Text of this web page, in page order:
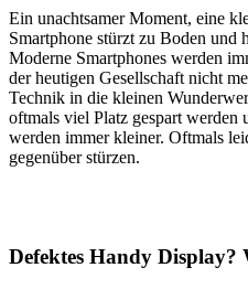
Ein unachtsamer Moment, eine
Smartphone stürzt zu Boden und
Moderne Smartphones werden
der heutigen Gesellschaft nicht
Technik in die kleinen
oftmals viel Platz gespart werden
werden immer kleiner. Oftmals
gegenüber stürzen.
Defektes Handy Display?